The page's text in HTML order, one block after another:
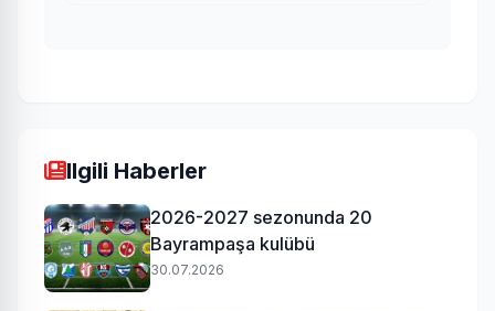
Ilgili Haberler
2026-2027 sezonunda 20
Bayrampaşa kulübü
30.07.2026